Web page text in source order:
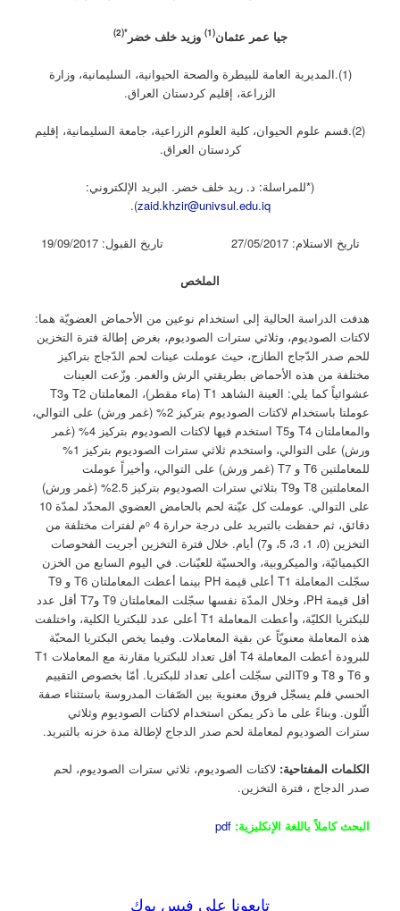
جيا عمر عثمان(1) وزيد خلف خضر*(2)
(1).المديرية العامة للبيطرة والصحة الحيوانية، السليمانية، وزارة
الزراعة، إقليم كردستان العراق.
(2).قسم علوم الحيوان، كلية العلوم الزراعية، جامعة السليمانية، إقليم
كردستان العراق.
(*للمراسلة: د. ريد خلف خضر. البريد الإلكتروني:
zaid.khzir@univsul.edu.iq
).
تاريخ الاستلام: 27/05/2017 تاريخ القبول: 19/09/2017
الملخص
هدفت الدراسة الحالية إلى استخدام نوعين من الأحماض العضويّة هما:
لاكتات الصوديوم، وثلاثي سترات الصوديوم، بغرض إطالة فترة التخزين
للحم صدر الدّجاج الطازج، حيث عوملت عينات لحم الدّجاج بتراكيز
مختلفة من هذه الأحماض بطريقتي الرش والغمر. وزّعت العينات
عشوائياً كما يلي: العينة الشاهد T1 (ماء مقطر)، المعاملتان T2 وT3
عوملتا باستخدام لاكتات الصوديوم بتركيز 2% (غمر ورش) على التوالي،
والمعاملتان T4 وT5 استخدم فيها لاكتات الصوديوم بتركيز 4% (غمر
ورش) على التوالي، واستخدم ثلاثي سترات الصوديوم بتركيز 1%
للمعاملتين T6 و T7 (غمر ورش) على التوالي، وأخيراً عوملت
المعاملتين T8 وT9 بثلاثي سترات الصوديوم بتركيز 2.5% (غمر ورش)
على التوالي. عوملت كل عيّنة لحم بالحامض العضوي المحدّد لمدّة 10
دقائق، ثم حفظت بالتبريد على درجة حرارة 4 ᵒم لفترات مختلفة من
التخزين (0، 1، 3، 5، و7) أيام. خلال فترة التخزين أجريت الفحوصات
الكيميائيّة، والميكروبية، والحسيّة للعيّنات. في اليوم السابع من الخزن
سجّلت المعاملة T1 أعلى قيمة PH بينما أعطت المعاملتان T6 و T9
أقل قيمة PH، وخلال المدّة نفسها سجّلت المعاملتان T9 وT7 أقل عدد
للبكتريا الكليّة، وأعطت المعاملة T1 أعلى عدد للبكتريا الكلية، واختلفت
هذه المعاملة معنويّاً عن بقية المعاملات. وفيما يخص البكتريا المحبّة
للبرودة أعطت المعاملة T4 أقل تعداد للبكتريا مقارنة مع المعاملات T1
و T6 و T8 و T9التي سجّلت أعلى تعداد للبكتريا. أمّا بخصوص التقييم
الحسي فلم يسجّل فروق معنوية بين الصّفات المدروسة باستثناء صفة
الّلون. وبناءً على ما ذكر يمكن استخدام لاكتات الصوديوم وثلاثي
سترات الصوديوم لمعاملة لحم صدر الدجاج لإطالة مدة خزنه بالتبريد.
الكلمات المفتاحية: لاكتات الصوديوم، ثلاثي سترات الصوديوم، لحم
صدر الدجاج ، فترة التخزين.
البحث كاملاً باللغة الإنكليزية: pdf
تابعونا على فيس بوك